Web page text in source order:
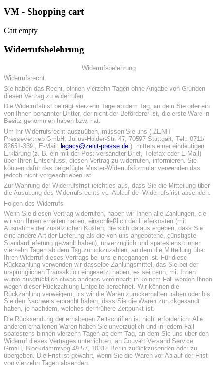
VM - Shopping cart
Cart empty
Widerrufsbelehrung
Widerrufsbelehrung
Widerrufsrecht
Sie haben das Recht, binnen vierzehn Tagen ohne Angabe von Gründen
diesen Vertrag zu widerrufen.
Die Widerrufsfrist beträgt vierzehn Tage ab dem Tag, an dem Sie oder ein
von Ihnen benannter Dritter, der nicht der Beförderer ist, die erste Ware in
Besitz genommen haben bzw. hat.
Um Ihr Widerrufsrecht auszuüben, müssen Sie uns ( ZENIT
Pressevertrieb GmbH, Julius-Hölder-Str. 47, 70597 Stuttgart, Tel.: 0711/
82651-339 , E-Mail: legacy@zenit-presse.de ) mittels einer eindeutigen
Erklärung (z. B. ein mit der Post versandter Brief, Telefax oder E-Mail)
über Ihren Entschluss, diesen Vertrag zu widerrufen, informieren. Sie
können dafür das beigefügte Muster-Widerrufsformular verwenden das
jedoch nicht vorgeschrieben ist.
Zur Wahrung der Widerrufsfrist reicht es aus, dass Sie die Mitteilung über
die Ausübung des Widerrufsrechts vor Ablauf der Widerrufsfrist absenden.
Folgen des Widerrufs
Wenn Sie diesen Vertrag widerrufen, haben wir Ihnen alle Zahlungen, die
wir von Ihnen erhalten haben, einschließlich der Lieferkosten (mit
Ausnahme der zusätzlichen Kosten, die sich daraus ergeben, dass Sie
eine andere Art der Lieferung als die von uns angebotene, günstigste
Standardlieferung gewählt haben), unverzüglich und spätestens binnen
vierzehn Tagen ab dem Tag zurückzuzahlen, an dem die Mitteilung über
Ihren Widerruf dieses Vertrags bei uns eingegangen ist. Für diese
Rückzahlung verwenden wir dasselbe Zahlungsmittel, das Sie bei der
ursprünglichen Transaktion eingesetzt haben, es sei denn, mit Ihnen
wurde ausdrücklich etwas anderes vereinbart; in keinem Fall werden Ihnen
wegen dieser Rückzahlung Entgelte berechnet. Wir können die
Rückzahlung verweigern, bis wir die Waren zurückerhalten haben oder bis
Sie den Nachweis erbracht haben, dass Sie die Waren zurückgesandt
haben, je nachdem, welches der frühere Zeitpunkt ist.
Die Rücksendung der erhaltenen Zeitschriften ist nicht erforderlich. Alle
anderen erhaltenen Waren haben Sie unverzüglich und in jedem Fall
spätestens binnen vierzehn Tagen ab dem Tag, an dem Sie uns über den
Widerruf dieses Vertrages unterrichten, an Couvert Versand Service
GmbH, Blockdammweg 49-57, 10318 Berlin zurückzusenden oder zu
übergeben. Die Frist ist gewahrt, wenn Sie die Waren vor Ablauf der Frist
von vierzehn Tagen absenden.